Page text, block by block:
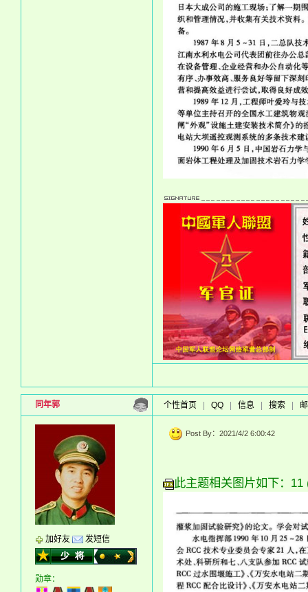
同年郭 个性首页 QQ 信息 搜索
加好友 发短信
勋章：
Post By：2021/4/2 6:00:42
此主题相关图片如下：11